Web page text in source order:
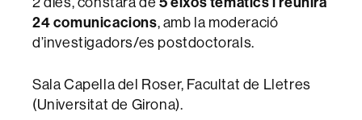
24 comunicacions, amb la moderació
d’investigadors/es postdoctorals.
Sala Capella del Roser, Facultat de Lletres
(Universitat de Girona).